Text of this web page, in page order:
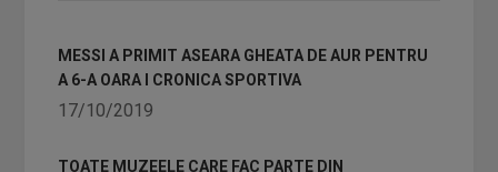
MESSI A PRIMIT ASEARA GHEATA DE AUR PENTRU
A 6-A OARA I CRONICA SPORTIVA
17/10/2019
TOATE MUZEELE CARE FAC PARTE DIN